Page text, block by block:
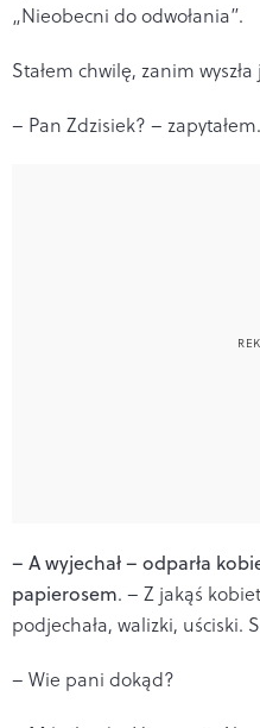
„Nieobecni do odwołania”.
Stałem chwilę, zanim
– Pan Zdzisiek? – zapytałem.
– A wyjechał – odparła
papierosem. – Z jakąś
podjechała, walizki, uściski.
– Wie pani dokąd?